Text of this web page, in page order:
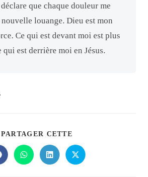
que chaque douleur me
louange. Dieu est mon
Ce qui est devant moi est plus
qui est derrière moi en Jésus.
PARTAGER CETTE